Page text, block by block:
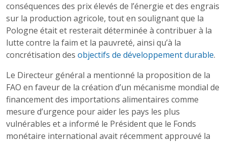
conséquences des prix élevés de l’énergie et des engrais
sur la production agricole, tout en soulignant que la
Pologne était et resterait déterminée à contribuer à la
lutte contre la faim et la pauvreté, ainsi qu’à la
concrétisation des objectifs de développement durable.
Le Directeur général a mentionné la proposition de la
FAO en faveur de la création d’un mécanisme mondial de
financement des importations alimentaires comme
mesure d’urgence pour aider les pays les plus
vulnérables et a informé le Président que le Fonds
monétaire international avait récemment approuvé la